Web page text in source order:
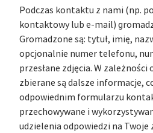
Podczas kontaktu z nami (np.
kontaktowy lub e-mail)
Gromadzone są: tytuł, imię,
opcjonalnie numer telefonu,
przesłane zdjęcia. W
zbierane są dalsze informacje,
odpowiednim formularzu
przechowywane i
udzielenia odpowiedzi na Twoje